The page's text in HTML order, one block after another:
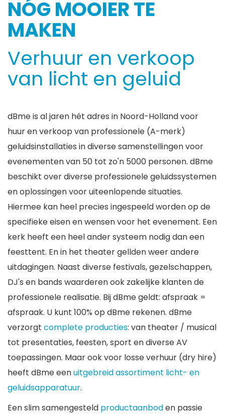
NÓG MOOIER TE
MAKEN
Verhuur en verkoop
van licht en geluid
dBme is al jaren hét adres in Noord-Holland voor
huur en verkoop van professionele (A-merk)
geluidsinstallaties in diverse samenstellingen voor
evenementen van 50 tot zo'n 5000 personen. dBme
beschikt over diverse professionele geluidssystemen
en oplossingen voor uiteenlopende situaties.
Hiermee kan heel precies ingespeeld worden op de
specifieke eisen en wensen voor het evenement. Een
kerk heeft een heel ander systeem nodig dan een
feesttent. En in het theater gellden weer andere
uitdagingen. Naast diverse festivals, gezelschappen,
DJ's en bands waarderen ook zakelijke klanten de
professionele realisatie. Bij dBme geldt: afspraak =
afspraak. U kunt 100% op dBme rekenen. dBme
verzorgt complete producties: van theater / musical
tot presentaties, feesten, sport en diverse AV
toepassingen. Maar ook voor losse verhuur (dry hire)
heeft dBme eenuitgebreid assortiment licht- en
geluidsapparatuur.
Een slim samengesteld productaanboden passie